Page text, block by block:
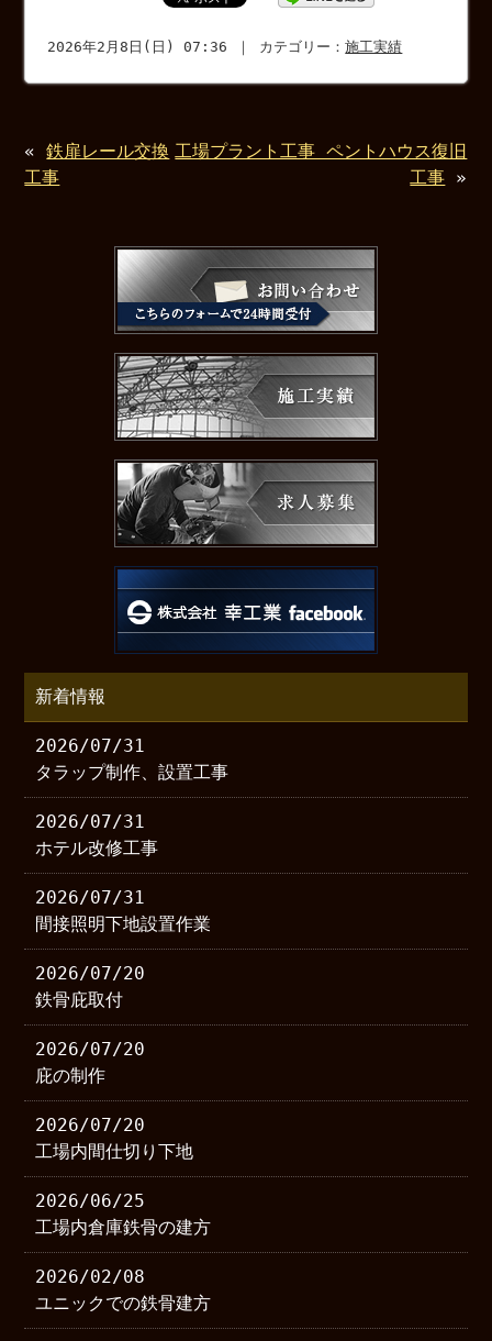
2026年2月8日(日) 07:36 ｜ カテゴリー：施工実績
«鉄扉レール交換
工事
工場プラント工事 ペントハウス復旧
工事 »
新着情報
2026/07/31
タラップ制作、設置工事
2026/07/31
ホテル改修工事
2026/07/31
間接照明下地設置作業
2026/07/20
鉄骨庇取付
2026/07/20
庇の制作
2026/07/20
工場内間仕切り下地
2026/06/25
工場内倉庫鉄骨の建方
2026/02/08
ユニックでの鉄骨建方